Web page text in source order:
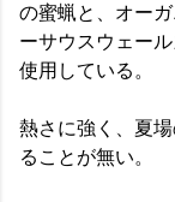
の蜜蝋と、オー
ーサウスウェー
使用している。
熱さに強く、夏
ることが無い。